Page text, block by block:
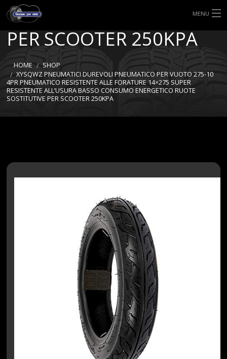
MENU
HOME
TIPI DI GOMME
MISURE GOMME
RUOTE SOSTITUTIVE
PER SCOOTER 250KPA
HOME
SHOP
XYSQWZ PNEUMATICI DUREVOLI PNEUMATICO PER VUOTO 275-10
4PR PNEUMATICO RESISTENTE ALLE FORATURE 14×275 SUPER
RESISTENTE ALL’USURA BASSO CONSUMO ENERGETICO RUOTE
SOSTITUTIVE PER SCOOTER 250KPA